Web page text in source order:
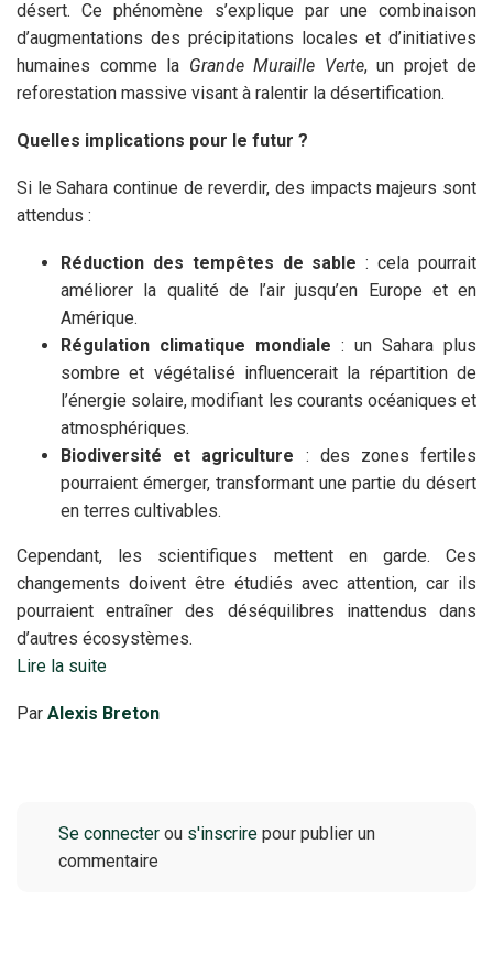
désert. Ce phénomène s’explique par une combinaison
d’augmentations des précipitations locales et d’initiatives
humaines comme la Grande Muraille Verte, un projet de
reforestation massive visant à ralentir la désertification.
Quelles implications pour le futur ?
Si le Sahara continue de reverdir, des impacts majeurs sont
attendus :
Réduction des tempêtes de sable : cela pourrait
améliorer la qualité de l’air jusqu’en Europe et en
Amérique.
Régulation climatique mondiale : un Sahara plus
sombre et végétalisé influencerait la répartition de
l’énergie solaire, modifiant les courants océaniques et
atmosphériques.
Biodiversité et agriculture : des zones fertiles
pourraient émerger, transformant une partie du désert
en terres cultivables.
Cependant, les scientifiques mettent en garde. Ces
changements doivent être étudiés avec attention, car ils
pourraient entraîner des déséquilibres inattendus dans
d’autres écosystèmes.
Lire la suite
Par Alexis Breton
Se connecter ou s'inscrire pour publier un
commentaire